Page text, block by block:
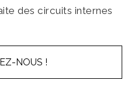
des circuits internes
NOUS !